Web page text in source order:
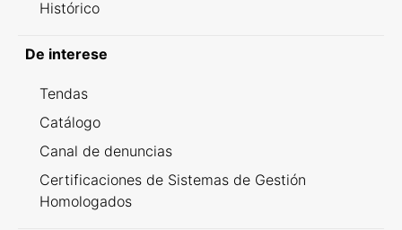
Histórico
De interese
Tendas
Catálogo
Canal de denuncias
Certificaciones de Sistemas de Gestión
Homologados